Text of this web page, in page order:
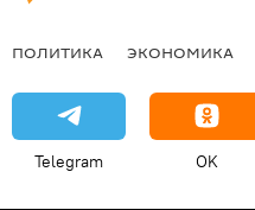
ПОЛИТИКА ЭКОНОМИКА
Telegram OK